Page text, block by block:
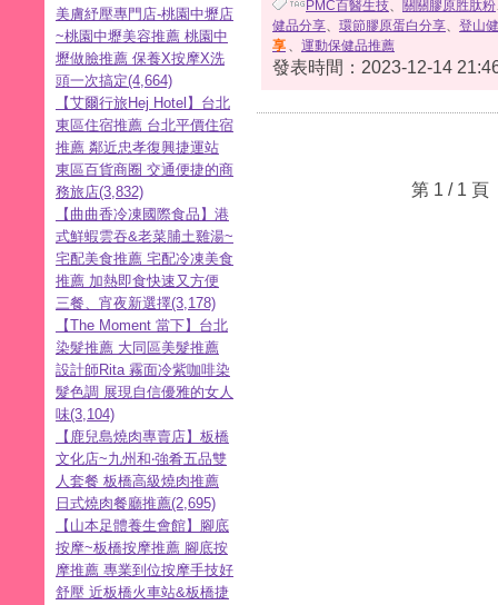
PMC百醫生技、 關關膠原胜肽粉
健品分享、 環節膠原蛋白分享、 登山
享 、 運動保健品推薦
發表時間：2023-12-14
第 1 / 1
美膚紓壓專門店-桃園中壢店
~桃園中壢美容推薦 桃園中
壢做臉推薦 保養X按摩X洗
頭一次搞定(4,664)
【艾爾行旅Hej Hotel】台北
東區住宿推薦 台北平價住宿
推薦 鄰近忠孝復興捷運站
東區百貨商圈 交通便捷的商
務旅店(3,832)
【曲曲香冷凍國際食品】港
式鮮蝦雲吞&老菜脯土雞湯~
宅配美食推薦 宅配冷凍美食
推薦 加熱即食快速又方便
三餐、宵夜新選擇(3,178)
【The Moment 當下】台北
染髮推薦 大同區美髮推薦
設計師Rita 霧面冷紫咖啡染
髮色調 展現自信優雅的女人
味(3,104)
【鹿兒島燒肉專賣店】板橋
文化店~九州和‧強肴五品雙
人套餐 板橋高級燒肉推薦
日式燒肉餐廳推薦(2,695)
【山本足體養生會館】腳底
按摩~板橋按摩推薦 腳底按
摩推薦 專業到位按摩手技好
舒壓 近板橋火車站&板橋捷